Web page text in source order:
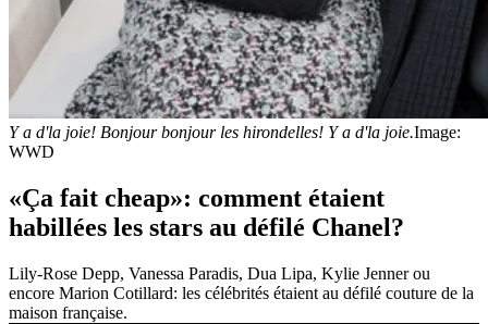
Y a d'la joie! Bonjour bonjour les hirondelles! Y a d'la joie.Image:
WWD
«Ça fait cheap»: comment étaient
habillées les stars au défilé Chanel?
Lily-Rose Depp, Vanessa Paradis, Dua Lipa, Kylie Jenner ou
encore Marion Cotillard: les célébrités étaient au défilé couture de la
maison française.